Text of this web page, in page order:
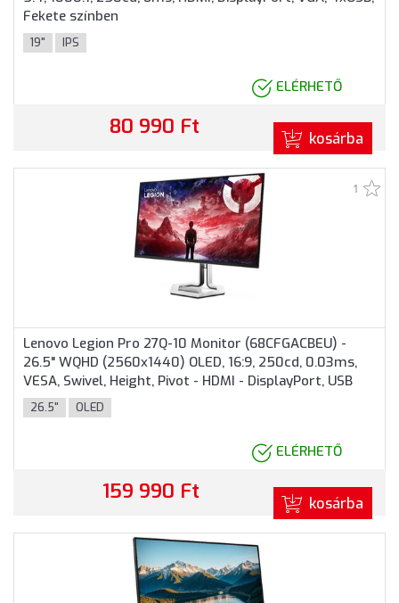
Fekete színben
19" IPS
ELÉRHETŐ
80 990 Ft kosárba
1
Lenovo Legion Pro 27Q-10 Monitor (68CFGACBEU) -
26.5" WQHD (2560x1440) OLED, 16:9, 250cd, 0.03ms,
VESA, Swivel, Height, Pivot - HDMI - DisplayPort, USB
Hub, Adaptive Sync/FreeSync Premium Pro, 3 év
garancia, Fekete színben
26.5" OLED
ELÉRHETŐ
159 990 Ft kosárba